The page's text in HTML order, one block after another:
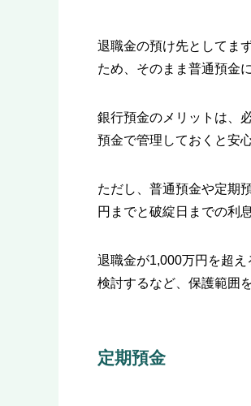
退職金の預け先としてま
ため、そのまま普通預金
銀行預金のメリットは、
預金で管理しておくと安心
ただし、普通預金や定期
円までと破綻日までの利
退職金が1,000万円を超
検討するなど、保護範囲
定期預金